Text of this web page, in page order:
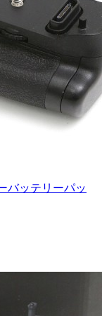
バッテリーパッ